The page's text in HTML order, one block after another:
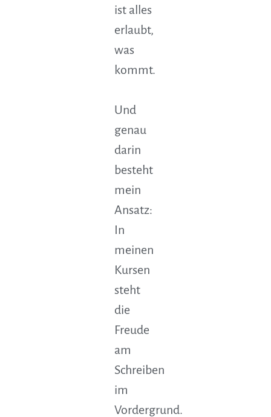
ist alles
erlaubt,
was
kommt.
Und
genau
darin
besteht
mein
Ansatz:
In
meinen
Kursen
steht
die
Freude
am
Schreiben
im
Vordergrund.